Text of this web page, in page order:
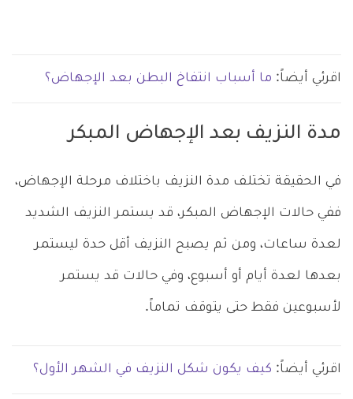
اقرئي أيضاً: ما أسباب انتفاخ البطن بعد الإجهاض؟
مدة النزيف بعد الإجهاض المبكر
في الحقيقة تختلف مدة النزيف باختلاف مرحلة الإجهاض،
ففي حالات الإجهاض المبكر، قد يستمر النزيف الشديد
لعدة ساعات، ومن ثم يصبح النزيف أقل حدة ليستمر
بعدها لعدة أيام أو أسبوع، وفي حالات قد يستمر
لأسبوعين فقط حتى يتوقف تماماً.
اقرئي أيضاً: كيف يكون شكل النزيف في الشهر الأول؟